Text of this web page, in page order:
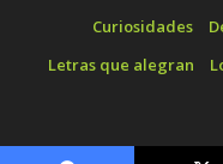
Curiosidades
Letras que alegran